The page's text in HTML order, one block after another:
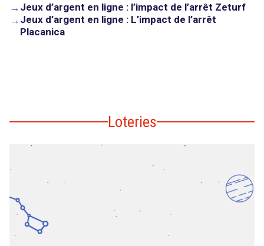
→ Jeux d’argent en ligne : l’impact de l’arrêt Zeturf
→ Jeux d’argent en ligne : L’impact de l’arrêt
Placanica
Loteries